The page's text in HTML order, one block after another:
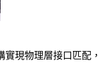
現物理層接口匹配